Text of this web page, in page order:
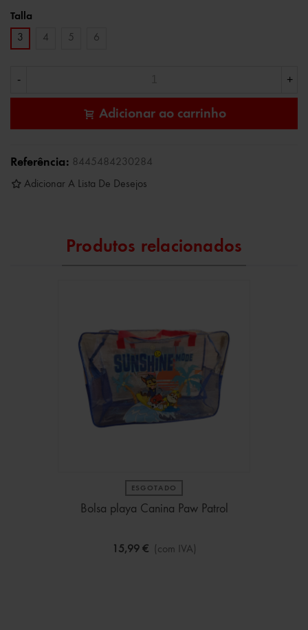
Talla
3
4 5 6
- +
Adicionar ao carrinho
Referência: 8445484230284
Adicionar A Lista De Desejos
Produtos relacionados
ESGOTADO
Bolsa playa Canina Paw Patrol
15,99 € (com IVA)